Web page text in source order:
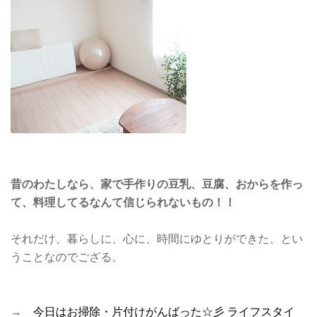
昔のわたしなら、家で手作りの豆乳、豆腐、おからを作っ
て、料理してるなんて信じられないもの！！
それだけ、暮らしに、心に、時間にゆとりができた、とい
うことなのでござる。
→ 今日はお掃除・片付けがんばった☆彡 ライフスタイ